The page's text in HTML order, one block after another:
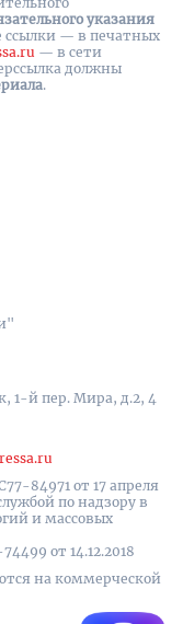
1-й пер. Мира, д.2, 4
84971 от 17 апреля
по надзору в
и массовых
от 14.12.2018
на коммерческой
указания
ссылки — в печатных
— в сети
должны
.